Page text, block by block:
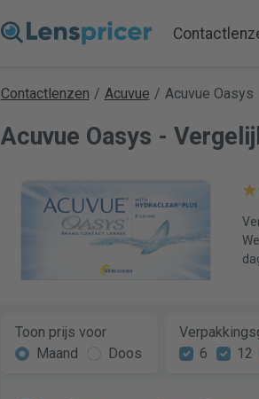
Contactlenzen / Acuvue / Acuvue Oasys
Acuvue Oasys -
Toon prijs voor
Maand
Doos
6
12